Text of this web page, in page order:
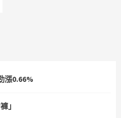
漲0.66%
」